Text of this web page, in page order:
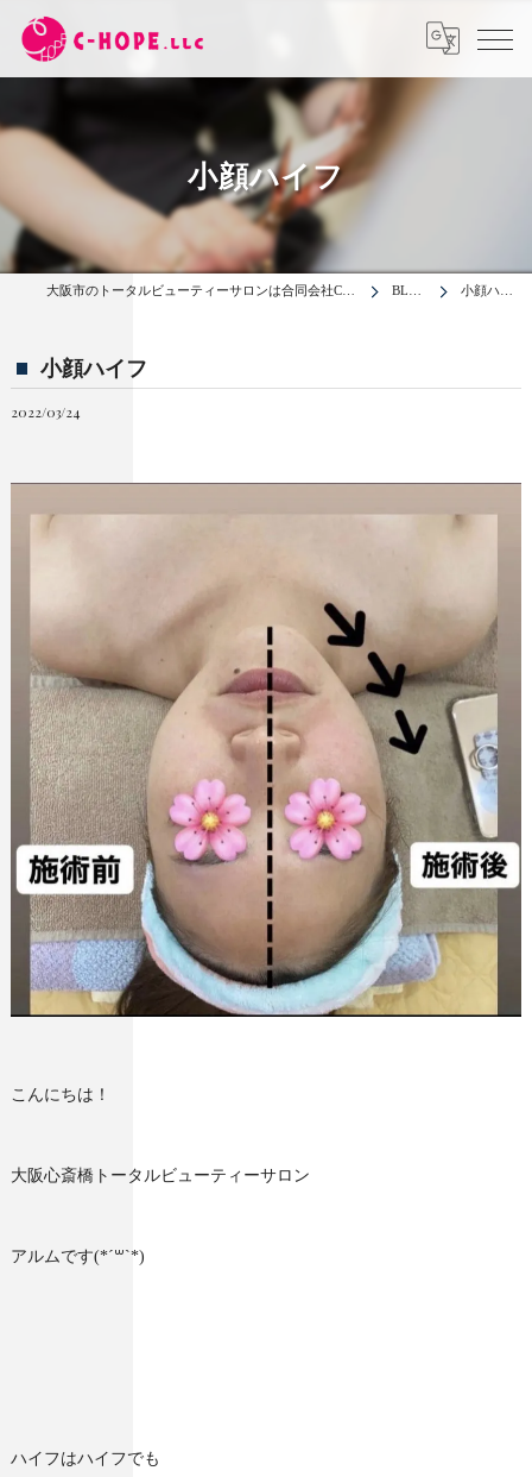
小顔ハイフ
大阪市のトータルビューティーサロンは合同会社C-HOPE BLOG 小顔ハイフ
小顔ハイフ
2022/03/24
こんにちは！
大阪心斎橋トータルビューティーサロン
アルムです(*´꒳`*)
ハイフはハイフでも